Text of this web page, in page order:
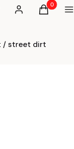
Zaloguj sięProdukty
Koszyk
/ street dirt